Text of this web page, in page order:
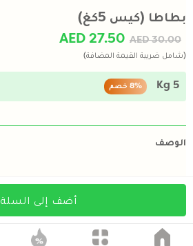
بطاطا (كيس 5كغ)
AED 27.50 AED 30.00
(شامل ضريبة القيمة المضافة)
5 Kg
8% خصم
الوصف
أضف إلى السلة